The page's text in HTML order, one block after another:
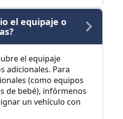
el equipaje o
el equipaje
adicionales. Para
(como equipos
de bebé), infórmenos
un vehículo con